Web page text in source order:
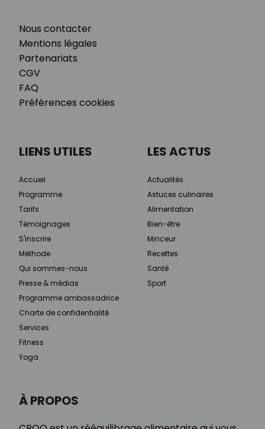
Nous contacter
Mentions légales
Partenariats
CGV
FAQ
Préférences cookies
À PROPOS
LIENS UTILES
Accueil
Programme
Tarifs
Témoignages
S'inscrire
Méthode
Qui sommes-nous
Presse & médias
Programme ambassadrice
Charte de confidentialité
Services
Fitness
Yoga
LES ACTUS
Actualités
Astuces culinaires
Alimentation
Bien-être
Minceur
Recettes
Santé
Sport